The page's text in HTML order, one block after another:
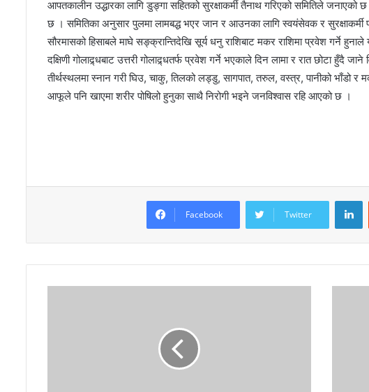
आपतकालीन उद्धारका लागि डुङ्गा सहितको सुरक्षाकर्मी तैनाथ गरिएको समितिले
छ । समितिका अनुसार पुलमा लामबद्ध भएर जान र आउनका लागि स्वयंसेवक र सुरक्षाकर्मी
सौरमासको हिसाबले माघे सङ्क्रान्तिदेखि सूर्य धनु राशिबाट मकर राशिमा प्रवेश गर्ने
दक्षिणी गोलाद्र्धबाट उत्तरी गोलाद्र्धतर्फ प्रवेश गर्ने भएकाले दिन लामा र रात छोटा हुँदै
तीर्थस्थलमा स्नान गरी घिउ, चाकु, तिलको लड्डु, सागपात, तरुल, वस्त्र, पानीको भाँडो र
आफूले पनि खाएमा शरीर पोषिलो हुनुका साथै निरोगी भइने जनविश्वास रहि आएको छ ।
Facebook Twitter
LinkedIn